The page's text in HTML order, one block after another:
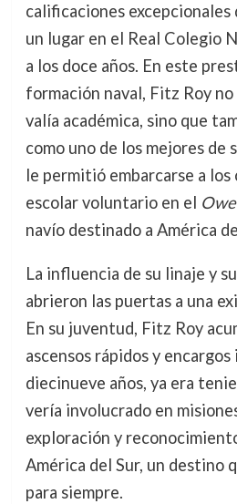
calificaciones excepcionales
un lugar en el Real Colegio
a los doce años. En este
formación naval, Fitz Roy
valía académica, sino que
como uno de los mejores de
le permitió embarcarse a los
escolar voluntario en el
navío destinado a América
La influencia de su linaje y
abrieron las puertas a una
En su juventud, Fitz Roy
ascensos rápidos y
diecinueve años, ya era
vería involucrado en
exploración y
América del Sur, un destino
para siempre.